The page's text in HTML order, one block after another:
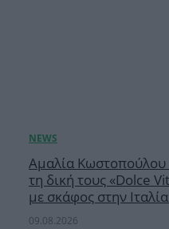
Αμαλία Κωστοπούλου
τη δική τους «Dolce
με σκάφος στην
09.08.2026